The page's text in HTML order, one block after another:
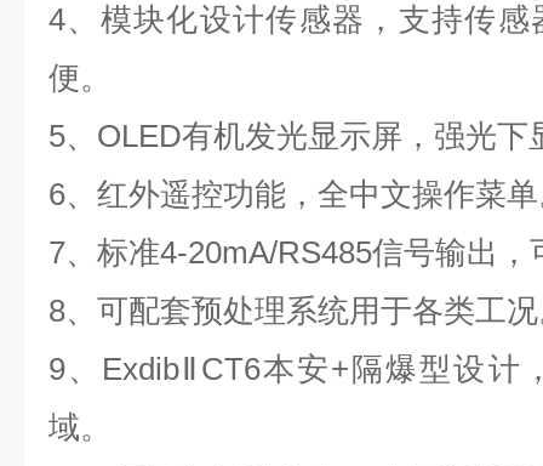
4、模块化设计传感器，支持传
便。
5、OLED有机发光显示屏，强光下
6、红外遥控功能，全中文操作菜
7、标准4-20mA/RS485信号输出
8、可配套预处理系统用于各类工
9、ExdibⅡCT6本安+隔爆型设计
域。